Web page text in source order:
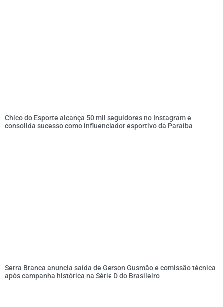
Chico do Esporte alcança 50 mil seguidores no Instagram e
consolida sucesso como influenciador esportivo da Paraíba
Serra Branca anuncia saída de Gerson Gusmão e comissão técnica
após campanha histórica na Série D do Brasileiro